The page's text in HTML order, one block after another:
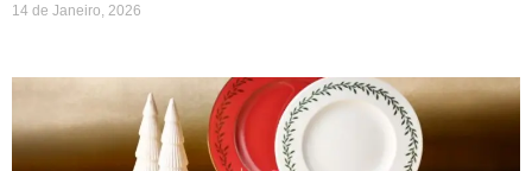
14 de Janeiro, 2026